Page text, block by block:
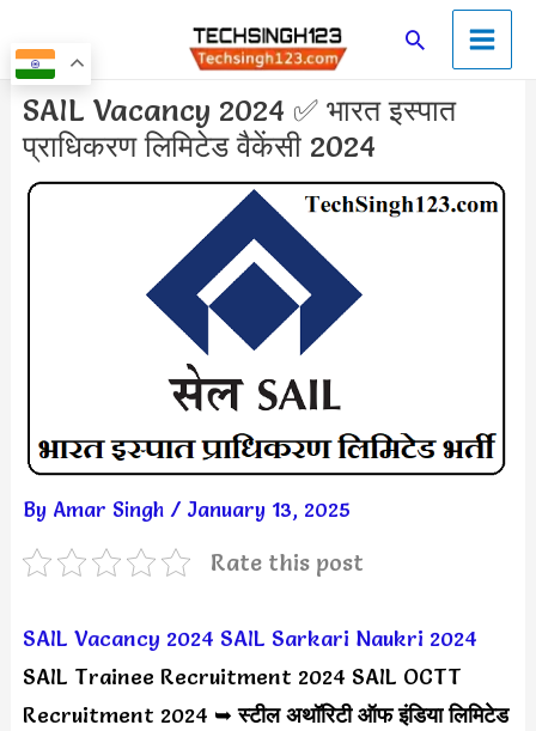
to
content
SearchMain
Menu
SAIL Vacancy 2024 ✅ भारत इस्पात
प्राधिकरण लिमिटेड वैकेंसी 2024
By Amar Singh / January 13, 2025
Rate this post
SAIL Vacancy 2024 SAIL Sarkari Naukri 2024
SAIL Trainee Recruitment 2024 SAIL OCTT
Recruitment 2024 ➥स्टील अथॉरिटी ऑफ इंडिया लिमिटेड
Post
navigation